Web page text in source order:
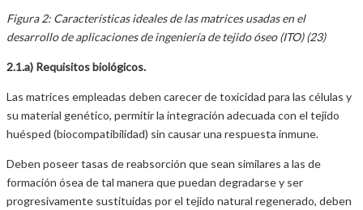
Figura 2: Características ideales de las matrices usadas en el
desarrollo de aplicaciones de ingeniería de tejido óseo (ITO) (23)
2.1.a) Requisitos biológicos.
Las matrices empleadas deben carecer de toxicidad para las células y
su material genético, permitir la integración adecuada con el tejido
huésped (biocompatibilidad) sin causar una respuesta inmune.
Deben poseer tasas de reabsorción que sean similares a las de
formación ósea de tal manera que puedan degradarse y ser
progresivamente sustituidas por el tejido natural regenerado, deben